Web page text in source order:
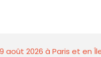
août 2026 à Paris et en